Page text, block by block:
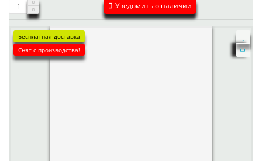
Уведомить о наличии
Бесплатная доставка
Снят с производства!